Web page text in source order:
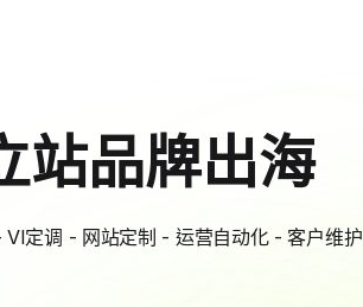
站品牌出海
定调 - 网站定制 - 运营自动化 - 客户维护